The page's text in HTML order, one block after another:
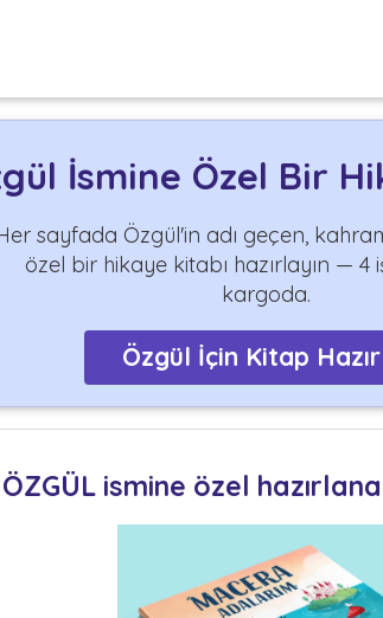
İsmine Özel Bir
sayfada Özgül'in adı geçen,
özel bir hikaye kitabı hazırlayın — 4
kargoda.
Özgül İçin Kitap
ÖZGÜL ismine özel